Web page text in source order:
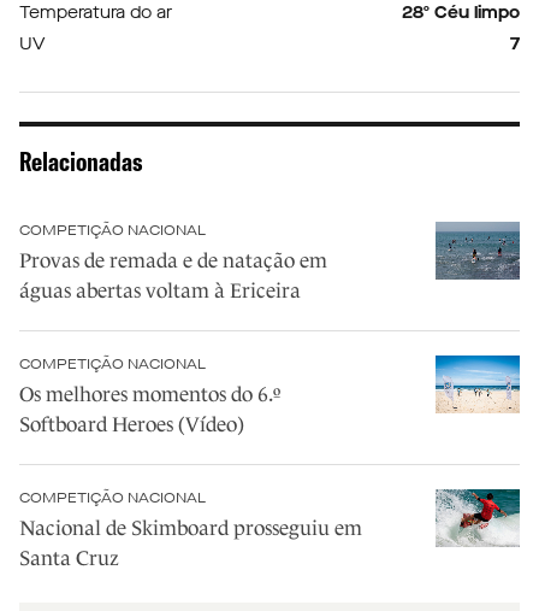
Temperatura do ar
28º Céu limpo
UV
7
Relacionadas
COMPETIÇÃO NACIONAL
Provas de remada e de natação em
águas abertas voltam à Ericeira
COMPETIÇÃO NACIONAL
Os melhores momentos do 6.º
Softboard Heroes (Vídeo)
COMPETIÇÃO NACIONAL
Nacional de Skimboard prosseguiu em
Santa Cruz